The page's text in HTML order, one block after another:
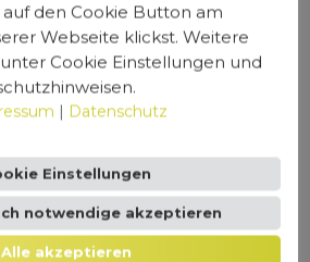
sehen dich am
nicht im Büro.
den Cookie Button am
Webseite klickst. Weitere
Cookie Einstellungen und
| Datenschutz
Einstellungen
notwendige akzeptieren
Alle akzeptieren